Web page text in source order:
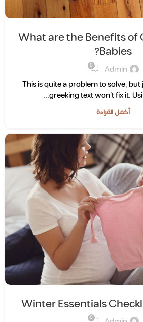
What are the Benefits of
Babies?
Admin
0
This is quite a problem to solve,
greeking text won’t fix it.
أكمل القراءة
Winter Essentials
0